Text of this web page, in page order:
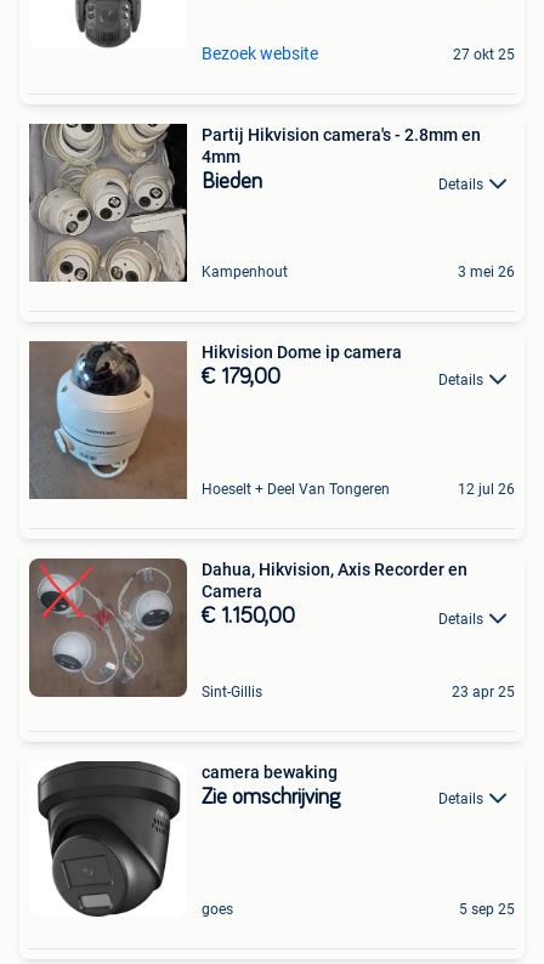
Bezoek website 27 okt 25
Partij Hikvision camera's - 2.8mm en
4mm
Bieden Details
Kampenhout 3 mei 26
Hikvision Dome ip camera
€ 179,00 Details
Hoeselt + Deel Van Tongeren 12 jul 26
Dahua, Hikvision, Axis Recorder en
Camera
€ 1.150,00 Details
Sint-Gillis 23 apr 25
camera bewaking
Zie omschrijving Details
goes 5 sep 25